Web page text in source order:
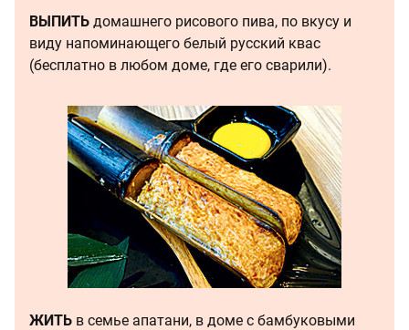
ВЫПИТЬ домашнего рисового пива, по вкусу и
виду напоминающего белый русский квас
(бесплатно в любом доме, где его сварили).
ЖИТЬ в семье апатани, в доме с бамбуковыми